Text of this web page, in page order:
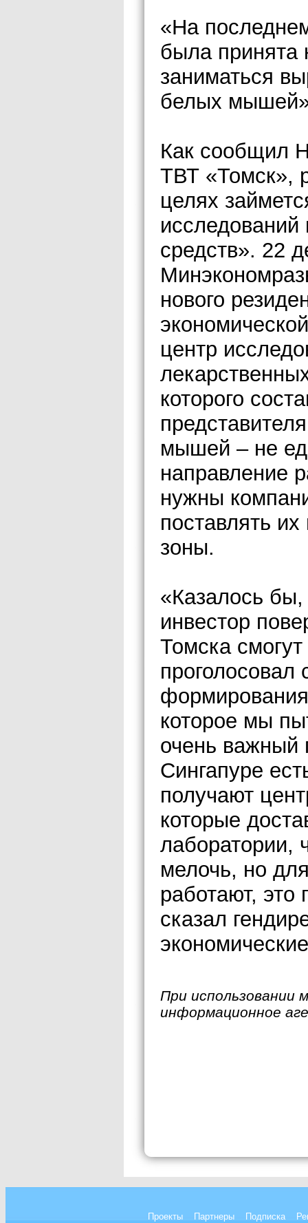
«На
была принята
заниматься
белых
Как сообщил
ТВТ «Томск»,
целях
исследований
средств». 22
нового
центр
которого
мышей – не
направление
нужны
поставлять
зоны.
«Казалось
инвестор
Томска
которое мы
очень важный
Сингапуре
получают
которые
лаборатории,
мелочь, но
работают,
сказал
При использовании
информационное
Проекты Партнеры Подписка